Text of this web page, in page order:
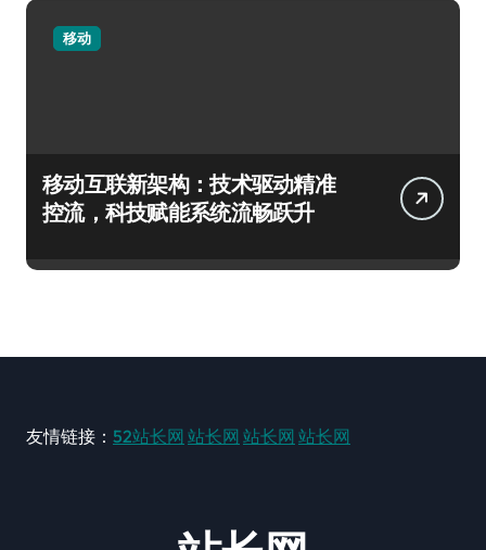
移动
移动互联新架构：技术驱动精准
控流，科技赋能系统流畅跃升
友情链接： 52站长网 站长网 站长网 站长网